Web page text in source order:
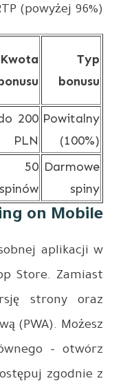
zakład
Vulkan
sklepach
tego
dodać